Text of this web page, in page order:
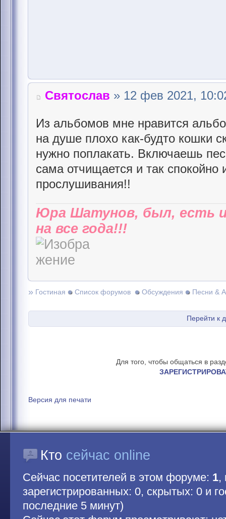
Святослав » 12 фев 2021,
Из альбомов мне нравится
на душе плохо как-будто кошки
нужно поплакать. Включаешь
сама отчищается и так спокойно
прослушивания!!
Юра Шатунов, был, есть
на все года!!!
» Гостиная Список форумов Обсуждения Песни &
Перейти к
Для того, чтобы общаться в
Версия для печати
Кто сейчас online
Сейчас посетителей в этом форуме: 1,
зарегистрированных: 0, скрытых: 0 и
последние 5 минут)